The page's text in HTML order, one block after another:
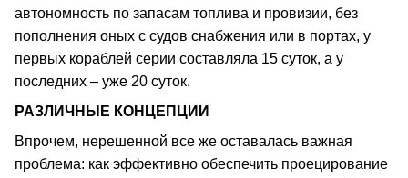
автономность по запасам топлива и провизии, без
пополнения оных с судов снабжения или в портах, у
первых кораблей серии составляла 15 суток, а у
последних – уже 20 суток.
РАЗЛИЧНЫЕ КОНЦЕПЦИИ
Впрочем, нерешенной все же оставалась важная
проблема: как эффективно обеспечить проецирование